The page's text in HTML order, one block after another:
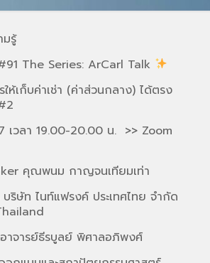
มรู้
The Series: ArCarl Talk
ห้เก็บค่าเช่า (ค่าส่วนกลาง) ได้ตรง
เวลา 19.00-20.00 น. >> Zoom
คุณพนม กาญจนเทียมเท่า
บริษัท ไนท์แฟรงค์ ประเทศไทย จำกัด
าจารย์ธีรบูลย์ พิศาลอภิพงศ​์